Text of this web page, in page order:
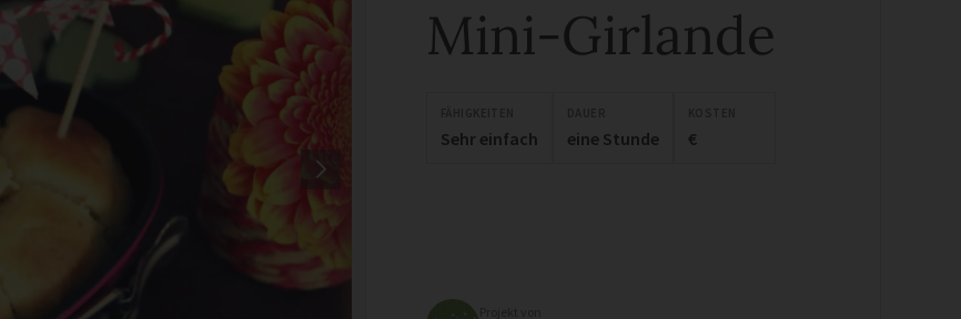
Mini-Girlande
Sehr einfach eine Stunde €